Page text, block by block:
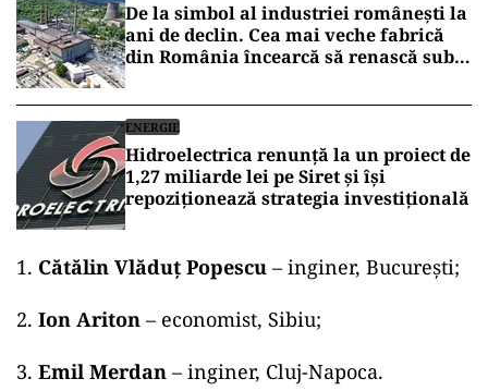
De la simbol al industriei românești la
ani de declin. Cea mai veche fabrică
din România încearcă să renască sub
ENERGIE
Hidroelectrica renunță la un proiect de
1,27 miliarde lei pe Siret și își
repoziționează strategia investițională
Cătălin Vlăduț Popescu – inginer, București;
Ion Ariton – economist, Sibiu;
Emil Merdan – inginer, Cluj-Napoca.